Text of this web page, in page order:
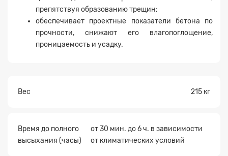
препятствуя образованию трещин;
обеспечивает проектные показатели бетона по
прочности, снижают его влагопоглощение,
проницаемость и усадку.
Вес 215 кг
Время до полного
высыхания (часы)
от 30 мин. до 6 ч. в зависимости
от климатических условий